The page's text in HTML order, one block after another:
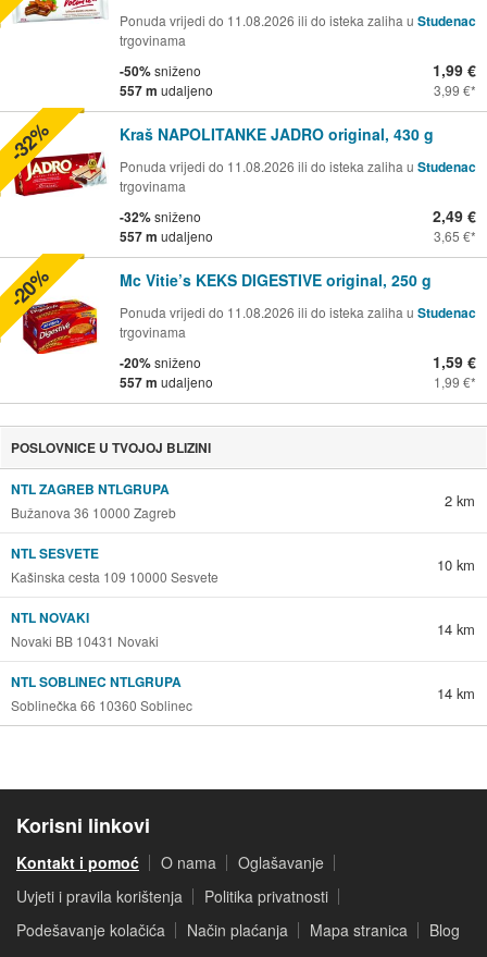
Ponuda vrijedi do 11.08.2026 ili do isteka zaliha u Studenac
trgovinama
-50%sniženo
557 m udaljeno
1,99 €
3,99 €
Kraš NAPOLITANKE JADRO original, 430 g
Ponuda vrijedi do 11.08.2026 ili do isteka zaliha u Studenac
trgovinama
-32%sniženo
557 m udaljeno
2,49 €
3,65 €
-32%
Mc Vitie’s KEKS DIGESTIVE original, 250 g
Ponuda vrijedi do 11.08.2026 ili do isteka zaliha u Studenac
trgovinama
-20%sniženo
557 m udaljeno
1,59 €
1,99 €
-20%
POSLOVNICE U TVOJOJ BLIZINI
NTL ZAGREB NTLGRUPA
Bužanova 36 10000 Zagreb
2 km
NTL SESVETE
Kašinska cesta 109 10000 Sesvete
10 km
NTL NOVAKI
Novaki BB 10431 Novaki
14 km
NTL SOBLINEC NTLGRUPA
Soblinečka 66 10360 Soblinec
14 km
Korisni linkovi
Kontakt i pomoć O nama
Oglašavanje
Uvjeti i pravila korištenja
Politika privatnosti
Podešavanje kolačića
Način plaćanja Mapa stranica Blog